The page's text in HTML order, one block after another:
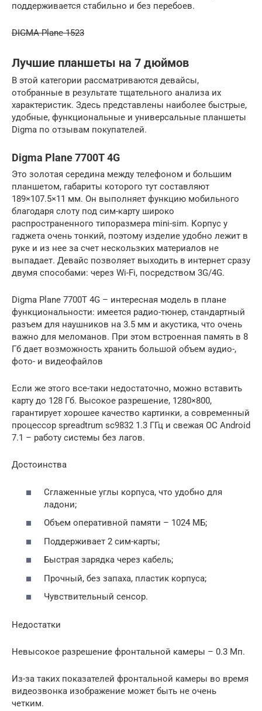
поддерживается стабильно и без перебоев.
DIGMA Plane 1523
Лучшие планшеты на 7 дюймов
В этой категории рассматриваются девайсы,
отобранные в результате тщательного анализа их
характеристик. Здесь представлены наиболее быстрые,
удобные, функциональные и универсальные планшеты
Digma по отзывам покупателей.
Digma Plane 7700T 4G
Это золотая середина между телефоном и большим
планшетом, габариты которого тут составляют
189×107.5×11 мм. Он выполняет функцию мобильного
благодаря слоту под сим-карту широко
распространенного типоразмера mini-sim. Корпус у
гаджета очень тонкий, поэтому изделие удобно лежит в
руке и из нее за счет нескользких материалов не
выпадает. Девайс позволяет выходить в интернет сразу
двумя способами: через Wi-Fi, посредством 3G/4G.
Digma Plane 7700T 4G – интересная модель в плане
функциональности: имеется радио-тюнер, стандартный
разъем для наушников на 3.5 мм и акустика, что очень
важно для меломанов. При этом встроенная память в 8
Гб дает возможность хранить большой объем аудио-,
фото- и видеофайлов
Если же этого все-таки недостаточно, можно вставить
карту до 128 Гб. Высокое разрешение, 1280×800,
гарантирует хорошее качество картинки, а современный
процессор spreadtrum sc9832 1.3 ГГц и свежая ОС Android
7.1 – работу системы без лагов.
Достоинства
Сглаженные углы корпуса, что удобно для
ладони;
Объем оперативной памяти – 1024 МБ;
Поддерживает 2 сим-карты;
Быстрая зарядка через кабель;
Прочный, без запаха, пластик корпуса;
Чувствительный сенсор.
Недостатки
Невысокое разрешение фронтальной камеры – 0.3 Мп.
Из-за таких показателей фронтальной камеры во время
видеозвонка изображение может быть не очень
четким.